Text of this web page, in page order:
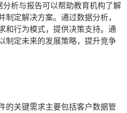
析与报告可以帮助教育机构了解
制定解决方案。通过数据分析，
和行为模式，提供决策支持。通
制定未来的发展策略，提升竞争
的关键需求主要包括客户数据管